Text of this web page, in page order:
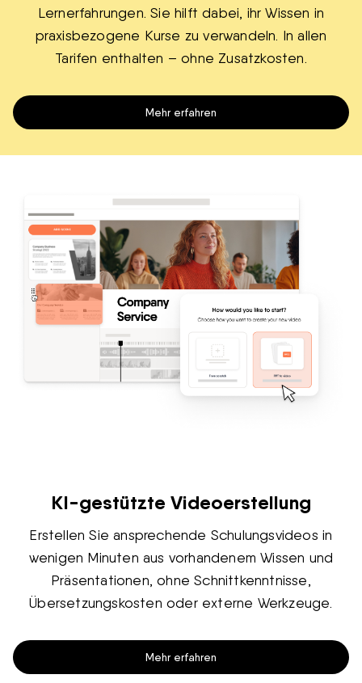
Lernerfahrungen. Sie hilft dabei, ihr Wissen in
praxisbezogene Kurse zu verwandeln. In allen
Tarifen enthalten – ohne Zusatzkosten.
Mehr erfahren
KI-gestützte Videoerstellung
Erstellen Sie ansprechende Schulungsvideos in
wenigen Minuten aus vorhandenem Wissen und
Präsentationen, ohne Schnittkenntnisse,
Übersetzungskosten oder externe Werkzeuge.
Mehr erfahren